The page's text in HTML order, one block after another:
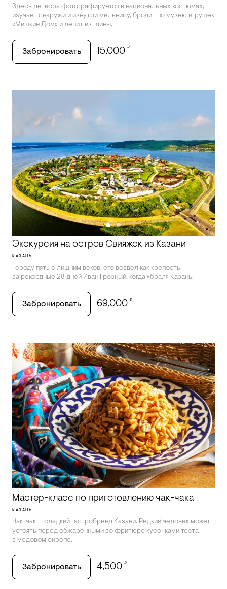
Здесь детвора фотографируется в национальных костюмах,
изучает снаружи и изнутри мельницу, бродит по музею игрушек
«Мишкин Дом» и лепит из глины.
Забронировать 15,000 ₽
Экскурсия на остров Свияжск из Казани
КАЗАНЬ
Городу пять с лишним веков: его возвел как крепость
за рекордные 28 дней Иван Грозный, когда «брал» Казань.
Забронировать 69,000 ₽
Мастер-класс по приготовлению чак-чака
КАЗАНЬ
Чак-чак — сладкий гастробренд Казани. Редкий человек может
устоять перед обжаренными во фритюре кусочками теста
в медовом сиропе.
Забронировать 4,500 ₽